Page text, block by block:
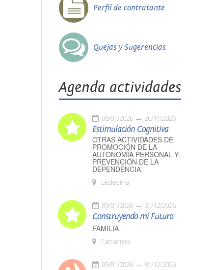
Perfil de contratante
Quejas y Sugerencias
Agenda actividades
08/01/2026 26/11/2026
Estimulación Cognitiva
OTRAS ACTIVIDADES DE
PROMOCIÓN DE LA
AUTONOMÍA PERSONAL Y
PREVENCIÓN DE LA
DEPENDENCIA
Ledesma
09/01/2026 31/12/2026
Construyendo mi Futuro
FAMILIA
Tamames
09/01/2026 31/12/2026